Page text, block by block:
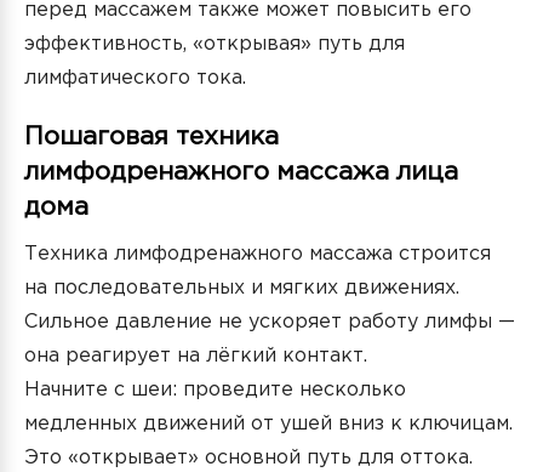
перед массажем также может повысить его
эффективность, «открывая» путь для
лимфатического тока.
Пошаговая техника
лимфодренажного массажа лица
дома
Техника лимфодренажного массажа строится
на последовательных и мягких движениях.
Сильное давление не ускоряет работу лимфы —
она реагирует на лёгкий контакт.
Начните с шеи: проведите несколько
медленных движений от ушей вниз к ключицам.
Это «открывает» основной путь для оттока.